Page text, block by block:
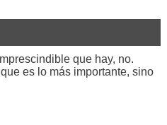
que hay, no.
es lo más importante, sino